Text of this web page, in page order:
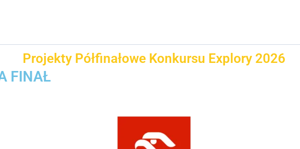
Projekty Półfinałowe Konkursu Explory 2026
FINAŁ